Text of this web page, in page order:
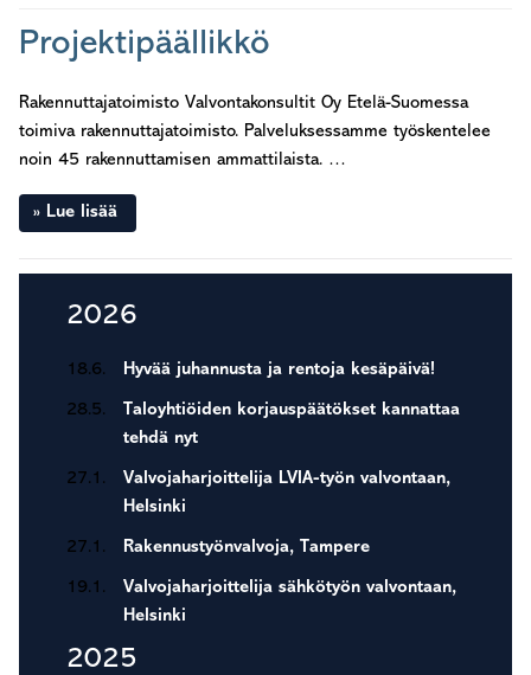
Projektipäällikkö
Rakennuttajatoimisto Valvontakonsultit Oy Etelä-Suomessa
toimiva rakennuttajatoimisto. Palveluksessamme työskentelee
noin 45 rakennuttamisen ammattilaista. …
Lue lisää
Ensisijainen
sivupalkki
2026
18.6. Hyvää juhannusta ja rentoja kesäpäivä!
28.5.
Taloyhtiöiden korjauspäätökset kannattaa
tehdä nyt
27.1.
Valvojaharjoittelija LVIA-työn valvontaan,
Helsinki
27.1. Rakennustyönvalvoja, Tampere
19.1.
Valvojaharjoittelija sähkötyön valvontaan,
Helsinki
2025